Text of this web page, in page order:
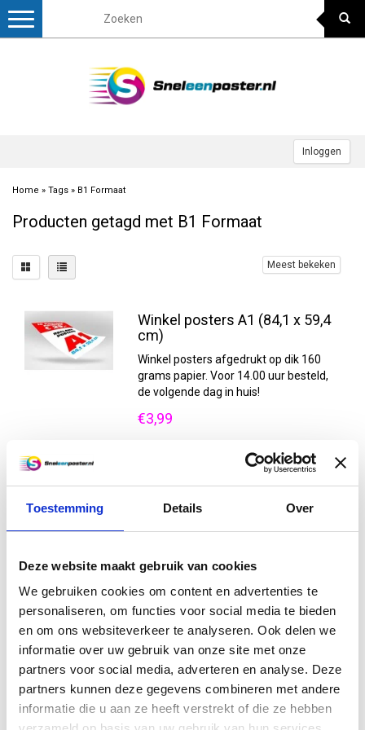
Toestemming Details Over
Deze website maakt gebruik van cookies
We gebruiken cookies om content en advertenties te
personaliseren, om functies voor social media te bieden
en om ons websiteverkeer te analyseren. Ook delen we
informatie over uw gebruik van onze site met onze
partners voor social media, adverteren en analyse. Deze
partners kunnen deze gegevens combineren met andere
informatie die u aan ze heeft verstrekt of die ze hebben
Inloggen
Toggle
Home » Tags » B1 Formaat
Producten getagd met B1 Formaat
Meest bekeken
Winkel posters A1 (84,1 x 59,4
cm)
Winkel posters afgedrukt op dik 160
grams papier. Voor 14.00 uur besteld,
de volgende dag in huis!
€3,99
Informatie
Winkel posters B1 (100 x 70
Winkel posters B1 formaat afgedrukt
op dik 160 grams papier. Voor 14.00 uur
besteld, de volgende dag in huis !
€6,50
Vergelijk